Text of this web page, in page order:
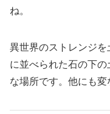
ね。
異世界のストレンジ
に並べられた石の下
な場所です。他にも変